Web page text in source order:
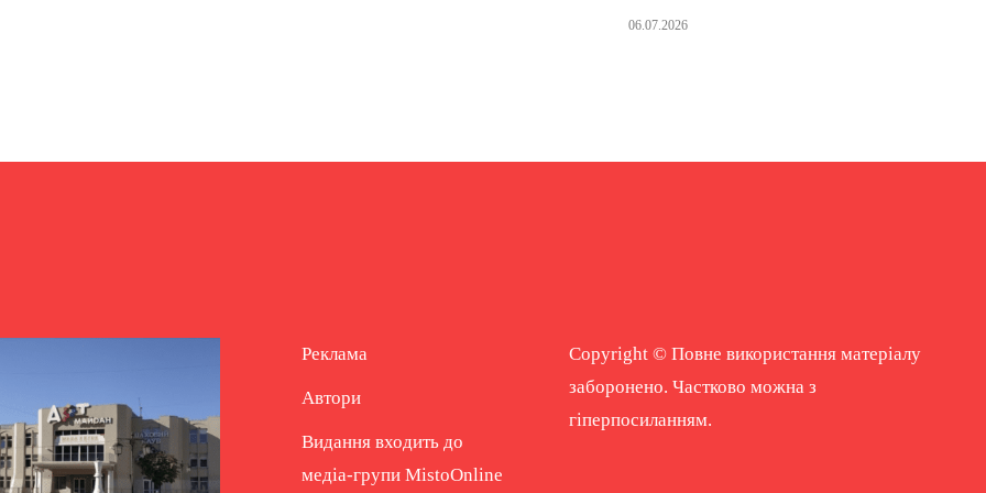
06.07.2026
Реклама
Автори
Видання входить до
медіа-групи MistoOnline
Copyright © Повне використання матеріалу
заборонено. Частково можна з
гіперпосиланням.